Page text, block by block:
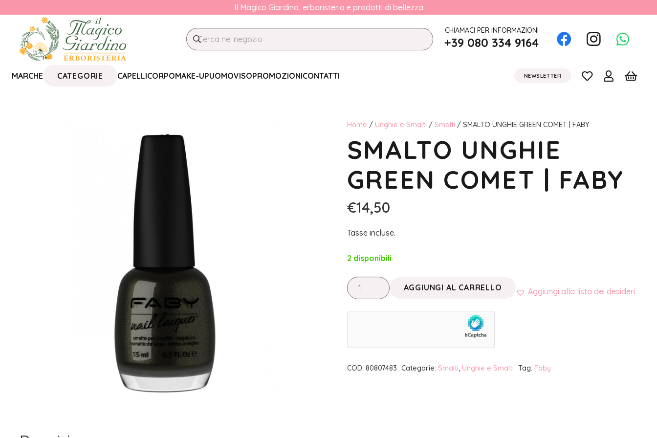
Il Magico Giardino, erboristeria e prodotti di bellezza
CHIAMACI PER INFORMAZIONI
+39 080 334 9164
MARCHE CATEGORIE CAPELLICORPOMAKE-UPUOMOVISOPROMOZIONICONTATTI NEWSLETTER
Home / Unghie e Smalti / Smalti / SMALTO UNGHIE GREEN COMET | FABY
SMALTO UNGHIE
GREEN COMET | FABY
€14,50
Tasse incluse.
2 disponibili
SMALTO
UNGHIE
GREEN
FABY
quantità
AGGIUNGI AL CARRELLO Aggiungi alla lista dei desideri
COD: 80807483 Categorie: Smalti, Unghie e Smalti Tag: Faby